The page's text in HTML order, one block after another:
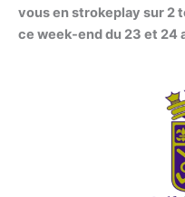
vous en strokeplay sur 2
ce week-end du 23 et 24